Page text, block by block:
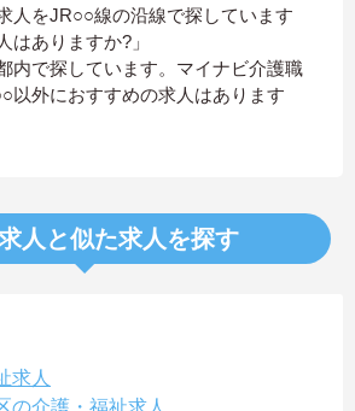
人をJR○○線の沿線で探しています
はありますか?」
内で探しています。マイナビ介護職
以外におすすめの求人はあります
人と似た求人を探す
求人
の介護・福祉求人